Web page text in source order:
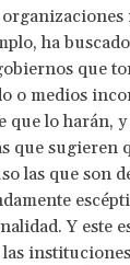
ha
que
o medios
que lo harán,
que sugieren
las que son
Y este